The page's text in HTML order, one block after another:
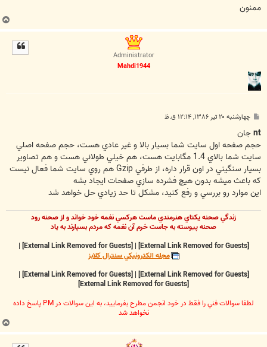
ممنون
Administrator
Mahdi1944
س
ت
چهارشنبه ۲۰ تیر ۱۳۸۶, ۱۲:۱۴ ق.ظ
ntجان
حجم صفحه اول سايت شما بسيار بالا و غير عادي هست، حجم صفحه اصلي
سايت شما بالاي 1.4 مگابايت هست، هم خيلي طولاني هست و هم تصاوير
بسيار سنگيني در اون قرار داره، از طرفي Gzip هم روي سايت شما فعال نيست
که باعث ميشه بدون هيچ فشرده سازي صفحات ايجاد بشه
اين موارد رو بررسي و رفع کنيد، مشکل تا حد زيادي حل خواهد شد
زندگي صحنه يکتاي هنرمندي ماست هرکسي نغمه خود خواند و از صحنه رود
صحنه پيوسته به جاست خرم آن نغمه که مردم بسپارند به ياد
[External Link Removed for Guests]
|
[External Link Removed for Guests]
|
مجله الکترونيکي سنترال کلابز
[External Link Removed for Guests]
|
[External Link Removed for Guests]
|
[External Link Removed for Guests]
لطفا سوالات فني را فقط در خود انجمن مطرح بفرماييد، به اين سوالات در PM پاسخ داده
نخواهد شد